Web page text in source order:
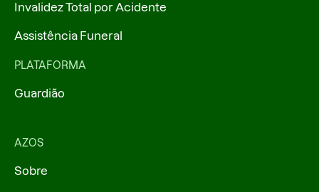
Invalidez Total por Acidente
Assistência Funeral
PLATAFORMA
Guardião
AZOS
Sobre